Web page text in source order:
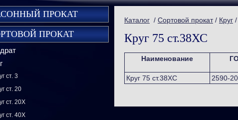
ПРОКАТ
ПРОКАТ
ст. 3
ст. 20
ст. 20Х
ст. 40Х
Каталог / Сортовой прокат/ Круг /
Круг 75 ст.38ХС
Наименование
Круг 75 ст.38ХС
2590-